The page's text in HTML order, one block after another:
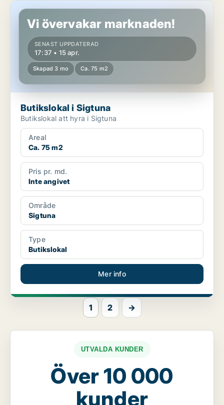
Butikslokal i Sigtuna
Vi övervakar marknaden!
SENAST UPPDATERAD
17:37 • 15 apr.
Skapad 3 mo Ca. 75 m2
Butikslokal i Sigtuna
Butikslokal att hyra i Sigtuna
Areal
Ca. 75 m2
Pris pr. md.
Inte angivet
Område
Sigtuna
Type
Butikslokal
Mer info
1 2 →
UTVALDA KUNDER
Över 10 000
kunder